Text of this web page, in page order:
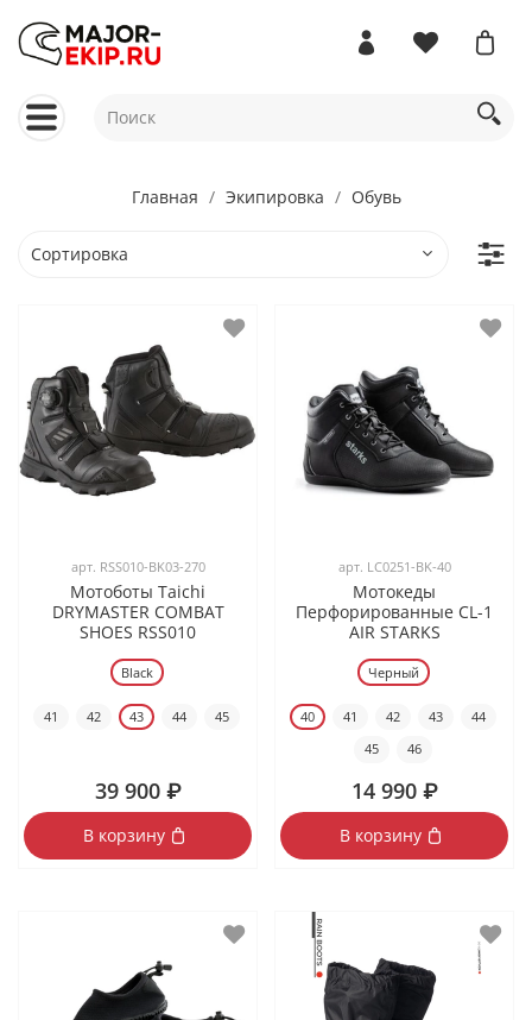
Главная Экипировка Обувь
арт. RSS010-BK03-270
Мотоботы Taichi
DRYMASTER COMBAT
SHOES RSS010
Black
41 42 43 44 45
39 900 ₽
В корзину
арт. LC0251-BK-40
Мотокеды
Перфорированные CL-1
AIR STARKS
Черный
40 41 42 43
44
45
46
14 990 ₽
В корзину